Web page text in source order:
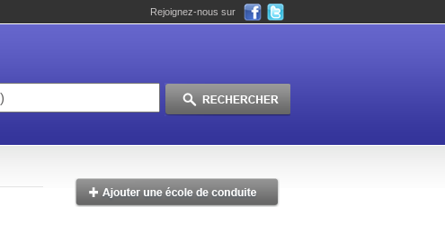
Rejoignez-nous sur